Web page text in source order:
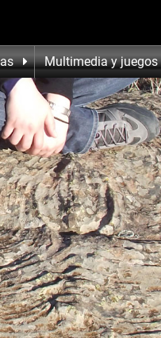
Multimedia y juegos